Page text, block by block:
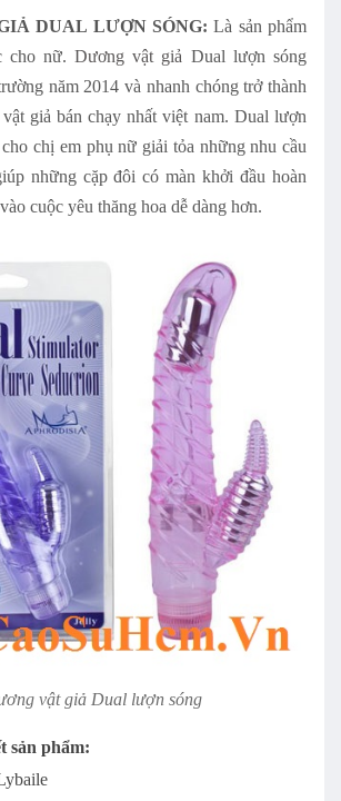
DUAL LƯỢN SÓNG:Là sản phẩm
cho nữ.Dương vật giả Dual lượn sóng
năm 2014 và nhanh chóng trở thành
giả bán chạy nhất việt nam. Dual lượn
chị em phụ nữ giải tỏa những nhu cầu
những cặp đôi có màn khởi đầu hoàn
cuộc yêu thăng hoa dễ dàng hơn.
vật giả Dual lượn sóng
sản phẩm: